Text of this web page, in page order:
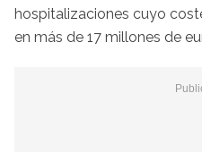
hospitalizaciones cuyo
en más de 17 millones de